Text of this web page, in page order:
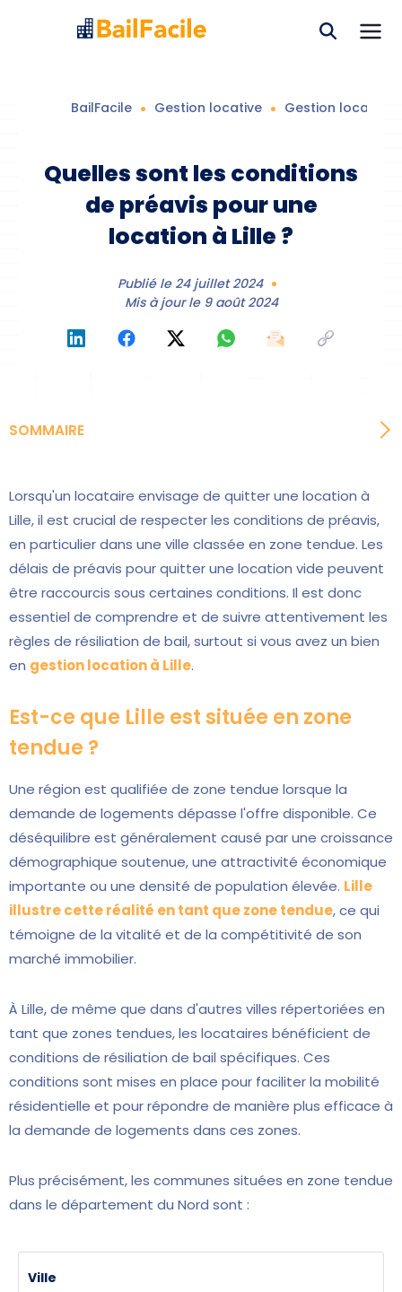
BailFacile Gestion locative Gestion locative
Quelles sont les conditions
de préavis pour une
location à Lille ?
Publié le 24 juillet 2024
Mis à jour le 9 août 2024
SOMMAIRE
Lorsqu'un locataire envisage de quitter une location à
Lille, il est crucial de respecter les conditions de préavis,
en particulier dans une ville classée en zone tendue. Les
délais de préavis pour quitter une location vide peuvent
être raccourcis sous certaines conditions. Il est donc
essentiel de comprendre et de suivre attentivement les
règles de résiliation de bail, surtout si vous avez un bien
en gestion location à Lille.
Est-ce que Lille est située en zone
tendue ?
Une région est qualifiée de zone tendue lorsque la
demande de logements dépasse l'offre disponible. Ce
déséquilibre est généralement causé par une croissance
démographique soutenue, une attractivité économique
importante ou une densité de population élevée. Lille
illustre cette réalité en tant que zone tendue, ce qui
témoigne de la vitalité et de la compétitivité de son
marché immobilier.
À Lille, de même que dans d'autres villes répertoriées en
tant que zones tendues, les locataires bénéficient de
conditions de résiliation de bail spécifiques. Ces
conditions sont mises en place pour faciliter la mobilité
résidentielle et pour répondre de manière plus efficace à
la demande de logements dans ces zones.
Plus précisément, les communes situées en zone tendue
dans le département du Nord sont :
Ville